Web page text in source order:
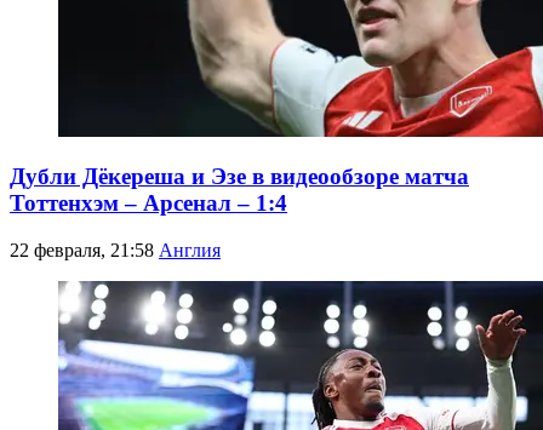
Дубли Дёкереша и Эзе в видеообзоре матча
Тоттенхэм – Арсенал – 1:4
22 февраля, 21:58 Англия